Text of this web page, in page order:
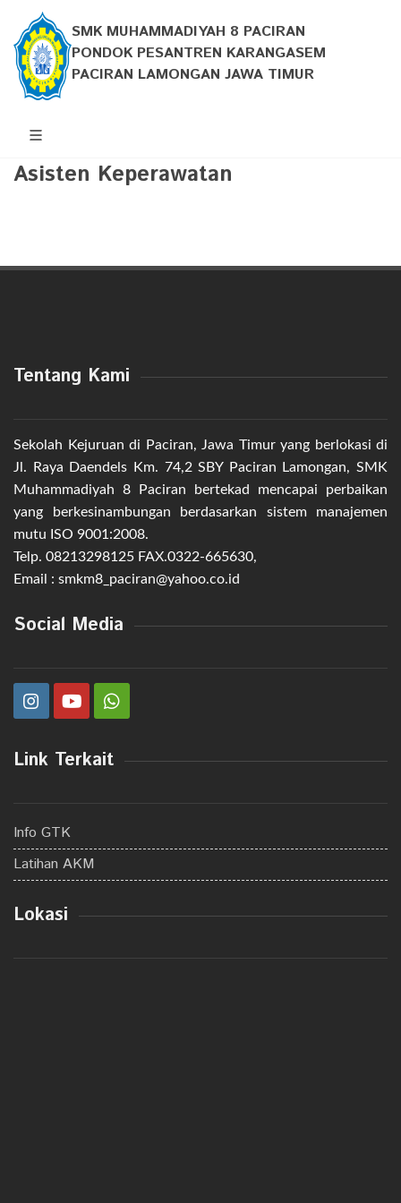
SMK MUHAMMADIYAH 8 PACIRAN
PONDOK PESANTREN KARANGASEM
PACIRAN LAMONGAN JAWA TIMUR
Asisten Keperawatan
Tentang Kami
Sekolah Kejuruan di Paciran, Jawa Timur yang berlokasi di
Jl. Raya Daendels Km. 74,2 SBY Paciran Lamongan, SMK
Muhammadiyah 8 Paciran bertekad mencapai perbaikan
yang berkesinambungan berdasarkan sistem manajemen
mutu ISO 9001:2008.
Telp. 08213298125 FAX.0322-665630,
Email : smkm8_paciran@yahoo.co.id
Social Media
Link Terkait
Info GTK
Latihan AKM
Lokasi